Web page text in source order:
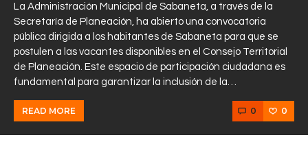
La Administración Municipal de Sabaneta, a través de la
Secretaría de Planeación, ha abierto una convocatoria
pública dirigida a los habitantes de Sabaneta para que se
postulen a las vacantes disponibles en el Consejo Territorial
de Planeación. Este espacio de participación ciudadana es
fundamental para garantizar la inclusión de la…
READ MORE 0 0